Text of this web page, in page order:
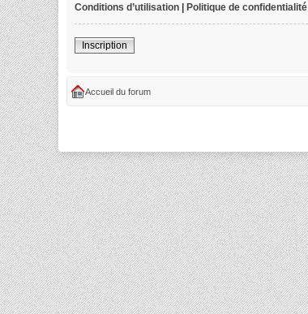
Conditions d’utilisation | Politique de confidentialité
Inscription
Accueil du forum